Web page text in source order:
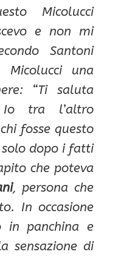
Micolucci
e non mi
Santoni
una
“Ti saluta
tra l’altro
fosse questo
solo dopo i fatti
che poteva
, persona che
In occasione
in panchina e
sensazione di